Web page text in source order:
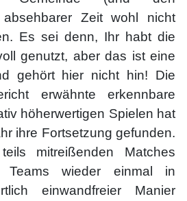
Zeit wohl nicht
Es sei denn, Ihr habt die
genutzt, aber das ist eine
gehört hier nicht hin! Die
erwähnte erkennbare
höherwertigen Spielen hat
ihre Fortsetzung gefunden.
mitreißenden Matches
wieder einmal in
einwandfreier Manier